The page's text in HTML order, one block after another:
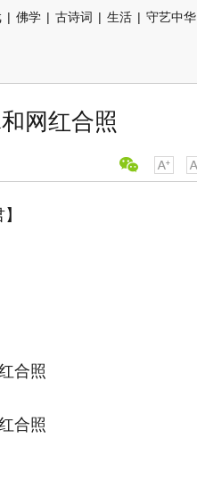
| 佛学 | 古诗词 | 生活 | 守艺中华
网红合照